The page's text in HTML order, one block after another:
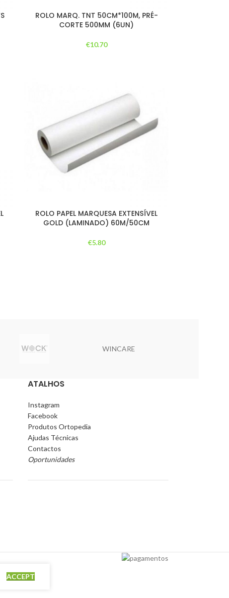
ROLO MARQ. TNT 50CM*100M, PRÉ-
CORTE 500MM (6UN)
€10.70
ROLO PAPEL MARQUESA EXTENSÍVEL
GOLD (LAMINADO) 60M/50CM
€5.80
WINCARE
ATALHOS
Instagram
Facebook
Produtos Ortopedia
Ajudas Técnicas
Contactos
Oportunidades
ACCEPT